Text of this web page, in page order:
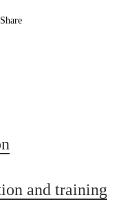
Share
and training